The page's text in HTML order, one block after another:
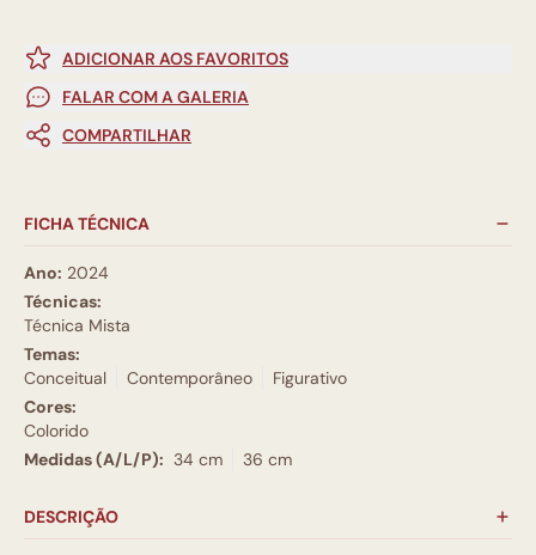
ADICIONAR AOS FAVORITOS
FALAR COM A GALERIA
COMPARTILHAR
FICHA TÉCNICA
Ano: 2024
Técnicas:
Técnica Mista
Temas:
Conceitual
Contemporâneo
Figurativo
Cores:
Colorido
Medidas (A/L/P): 34 cm 36 cm
DESCRIÇÃO